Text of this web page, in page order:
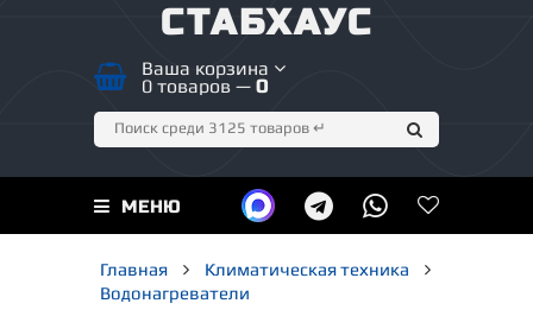
СТАБХАУС
Ваша корзина
0 товаров — 0
МЕНЮ
Главная
Климатическая техника
Водонагреватели